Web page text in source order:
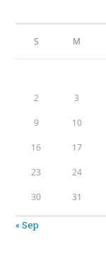
S M
2 3
9 10
16 17
23 24
30 31
« Sep